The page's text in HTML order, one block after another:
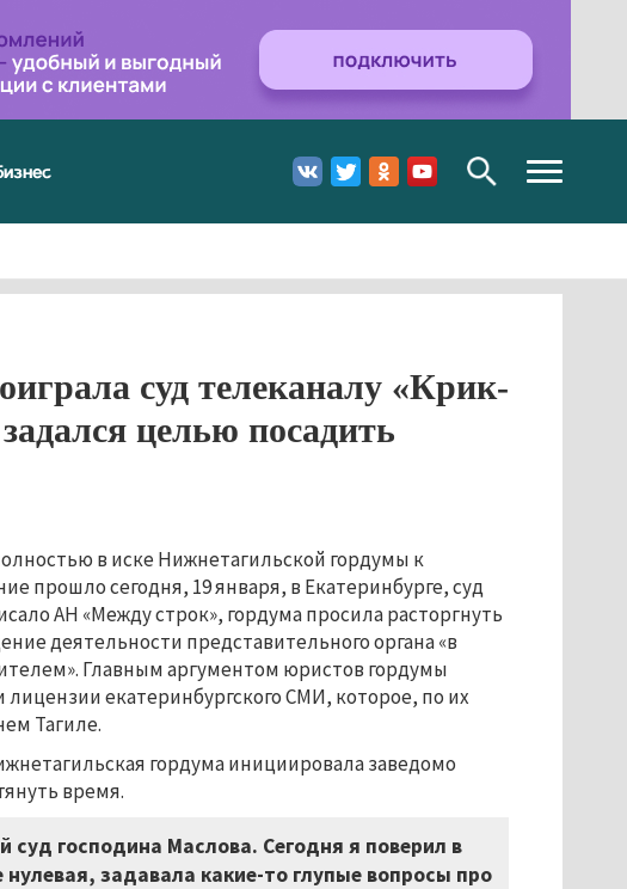
Toggle
navigation
суд телеканалу «Крик-
целью посадить
в иске Нижнетагильской гордумы к
прошло сегодня, 19 января, в Екатеринбурге, суд
АН «Между строк», гордума просила расторгнуть
деятельности представительного органа «в
Главным аргументом юристов гордумы
екатеринбургского СМИ, которое, по их
Тагиле.
гордума инициировала заведомо
время.
суд господина Маслова. Сегодня я поверил в
задавала какие-то глупые вопросы про